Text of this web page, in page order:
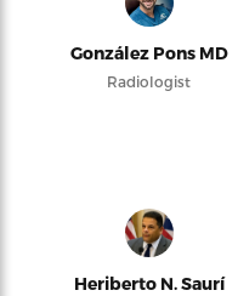
González Pons MD
Radiologist
Heriberto N. Saurí